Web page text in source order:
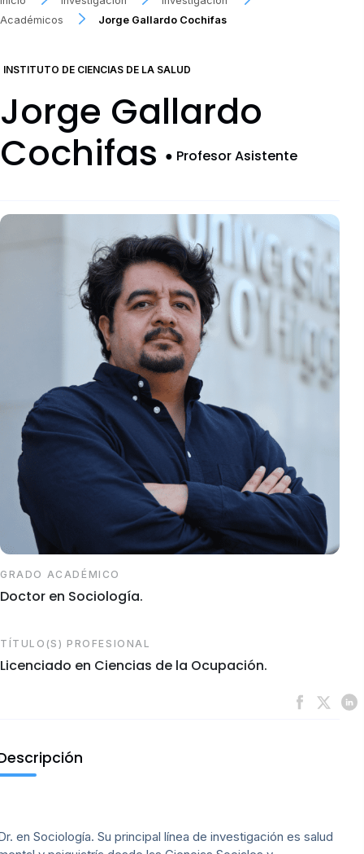
Convocatorias
Comités Institucionales
Académicos
Jorge Gallardo Cochifas
INSTITUTO DE CIENCIAS DE LA SALUD
Jorge Gallardo
Cochifas ● Profesor Asistente
GRADO ACADÉMICO
Doctor en Sociología.
TÍTULO(S) PROFESIONAL
Licenciado en Ciencias de la Ocupación.
en Sociología. Su principal línea de investigación es salud